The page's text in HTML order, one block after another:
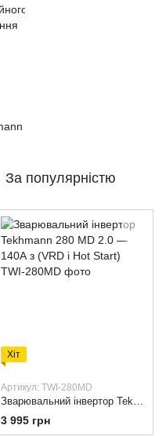
За популярністю
Хіт
Артикул: TWI-280MD
Зварювальний інвертор Tekhmann 280 MD 2.0 — 140А з (VRD і Hot Start)
3 995 грн